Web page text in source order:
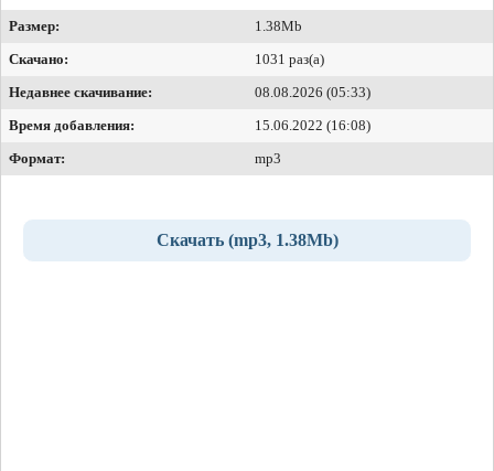
Размер:
1.38Mb
Скачано:
1031 раз(а)
Недавнее скачивание:
08.08.2026 (05:33)
Время добавления:
15.06.2022 (16:08)
Формат:
mp3
Скачать (mp3, 1.38Mb)